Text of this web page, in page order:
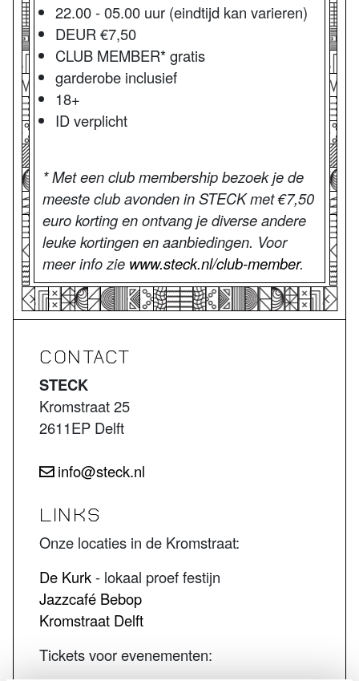
22.00 - 05.00 uur (eindtijd kan varieren)
DEUR €7,50
CLUB MEMBER* gratis
garderobe inclusief
18+
ID verplicht
* Met een club membership bezoek je de
meeste club avonden in STECK met €7,50
euro korting en ontvang je diverse andere
leuke kortingen en aanbiedingen. Voor
meer info zie www.steck.nl/club-member.
CONTACT
STECK
Kromstraat 25
2611EP Delft
info@steck.nl
LINKS
Onze locaties in de Kromstraat:
De Kurk- lokaal proef festijn
Jazzcafé Bebop
Kromstraat Delft
Tickets voor evenementen: